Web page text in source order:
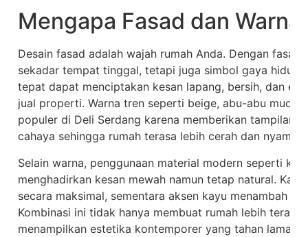
Mengapa Fasad dan
Desain fasad adalah wajah rumah Anda. Dengan fasad
sekadar tempat tinggal, tetapi juga simbol gaya hidup
tepat dapat menciptakan kesan lapang, bersih, dan
jual properti. Warna tren seperti beige, abu-abu
populer di Deli Serdang karena memberikan tampilan
cahaya sehingga rumah terasa lebih cerah dan nyaman
Selain warna, penggunaan material modern seperti
menghadirkan kesan mewah namun tetap natural.
secara maksimal, sementara aksen kayu menambah
Kombinasi ini tidak hanya membuat rumah lebih
menampilkan estetika kontemporer yang tahan lama.